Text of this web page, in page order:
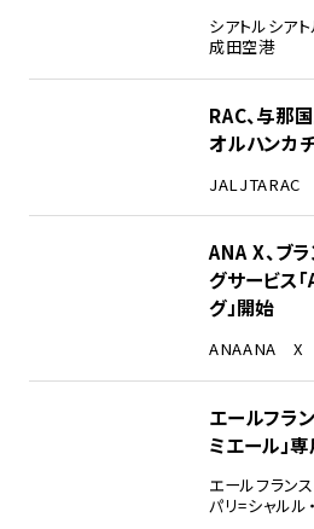
シアトルシア
成田空港
RAC、与那
オルハンカ
JAL JTARAC
ANA X、ブ
グサービス
グ」開始
ANAANA X
エールフラ
ミエール」
エールフランス
パリ=シャルル